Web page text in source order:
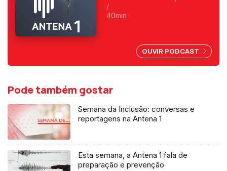
eleger o Presidente da
República, no dia 27 de Junho
militar: General Ramalho Eanes.
/
40min
OUVIR PODCAST
Pode também gostar
Semana da Inclusão: conversas e
reportagens na Antena 1
Esta semana, a Antena 1 fala de
preparação e prevenção